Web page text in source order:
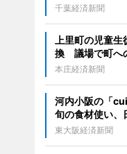
千葉経済新聞
上里町の児童
換 議場で町へ
本庄経済新聞
河内小阪の「
旬の食材使い、
東大阪経済新聞